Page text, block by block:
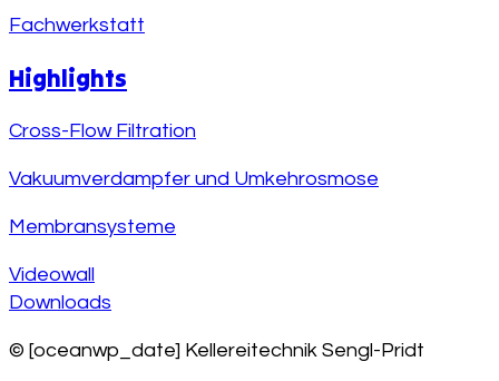
Fachwerkstatt
Highlights
Cross-Flow Filtration
Vakuumverdampfer und Umkehrosmose
Membransysteme
Videowall
Downloads
© [oceanwp_date] Kellereitechnik Sengl-Pridt